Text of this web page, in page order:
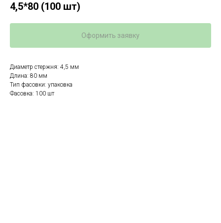
4,5*80 (100 шт)
Оформить заявку
Диаметр стержня: 4,5 мм
Длина: 80 мм
Тип фасовки: упаковка
Фасовка: 100 шт